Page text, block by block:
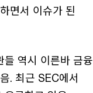
면서 이슈가 된
역시 이른바 금융
. 최근 SEC에서